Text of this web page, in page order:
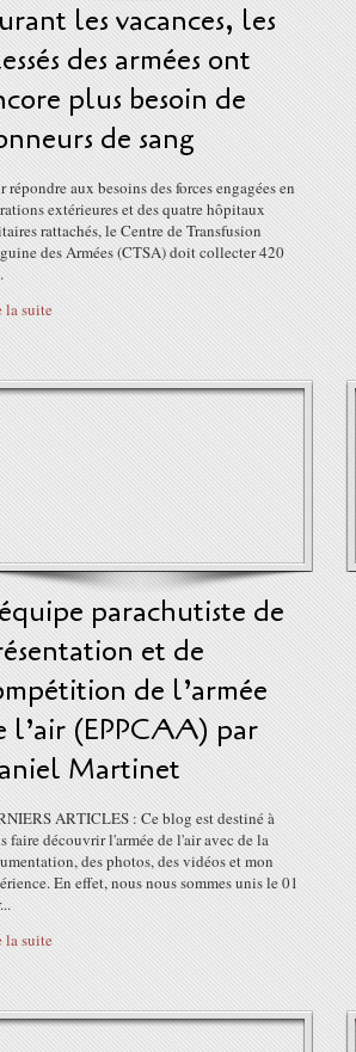
les vacances, les
des armées ont
plus besoin de
de sang
répondre aux besoins des forces engagées en
extérieures et des quatre hôpitaux
rattachés, le Centre de Transfusion
des Armées (CTSA) doit collecter 420
la suite
parachutiste de
et de
de l’armée
l’air (EPPCAA) par
Martinet
ARTICLES : Ce blog est destiné à
faire découvrir l'armée de l'air avec de la
des photos, des vidéos et mon
En effet, nous nous sommes unis le 01
la suite